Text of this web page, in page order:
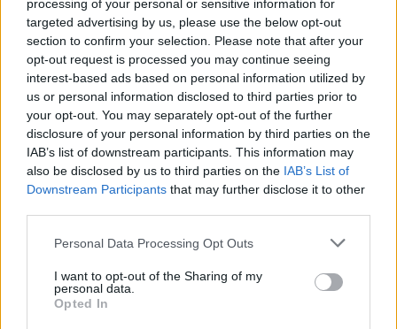
processing of your personal or sensitive information for
targeted advertising by us, please use the below opt-out
section to confirm your selection. Please note that after your
opt-out request is processed you may continue seeing
interest-based ads based on personal information utilized by
us or personal information disclosed to third parties prior to
your opt-out. You may separately opt-out of the further
disclosure of your personal information by third parties on the
IAB’s list of downstream participants. This information may
also be disclosed by us to third parties on the IAB’s List of
Downstream Participants that may further disclose it to other
Personal Data Processing Opt Outs
I want to opt-out of the Sharing of my
personal data.
Opted In
ISIS, ενώ εκείνοι που ζουν στο Μάλι, τον Νίγηρα και
τη βόρεια Νιγηρία βρίσκονται αντιμέτωποι με την
άνοδο της Boko Haram.
ΔΙΑΦΗΜΙΣΗ